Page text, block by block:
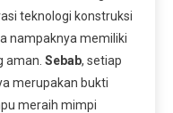
teknologi konstruksi
nampaknya memiliki
aman. Sebab, setiap
merupakan bukti
meraih mimpi